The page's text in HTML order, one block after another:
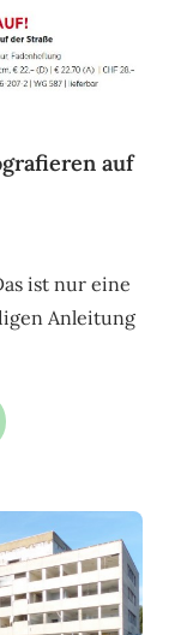
auf
ist nur eine
Anleitung